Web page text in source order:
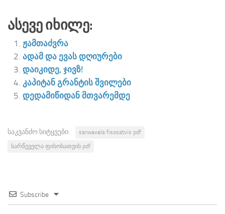
Ასევე Იხილე:
ჟამთაძვრა
ადამ და ევას დღიურები
დაიკიდე, ჯივზ!
კაპიტან გრანტის შვილები
დედამიწიდან მთვარემდე
საკვანძო სიტყვები:
sarwevela fisosatvis pdf
სარწეველა ფისოსათვის pdf
Subscribe